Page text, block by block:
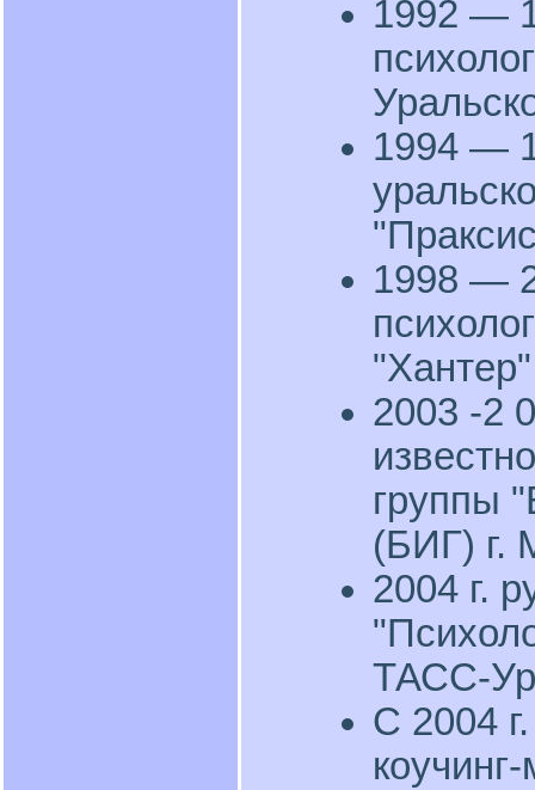
1992 —
1994 —
1998 —
2003 -2
группы
(БИГ) г.
2004 г.
ТАСС-
С 2004